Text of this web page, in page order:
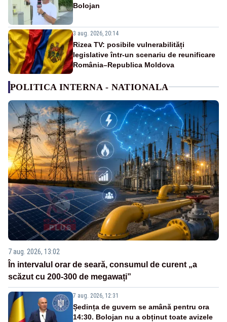
Bolojan
3 aug. 2026, 20:14
Rizea TV: posibile vulnerabilități
legislative într-un scenariu de reunificare
România–Republica Moldova
POLITICA INTERNA - NATIONALA
7 aug. 2026, 13:02
În intervalul orar de seară, consumul de curent „a
scăzut cu 200-300 de megawați”
7 aug. 2026, 12:31
Ședința de guvern se amână pentru ora
14:30. Bolojan nu a obținut toate avizele